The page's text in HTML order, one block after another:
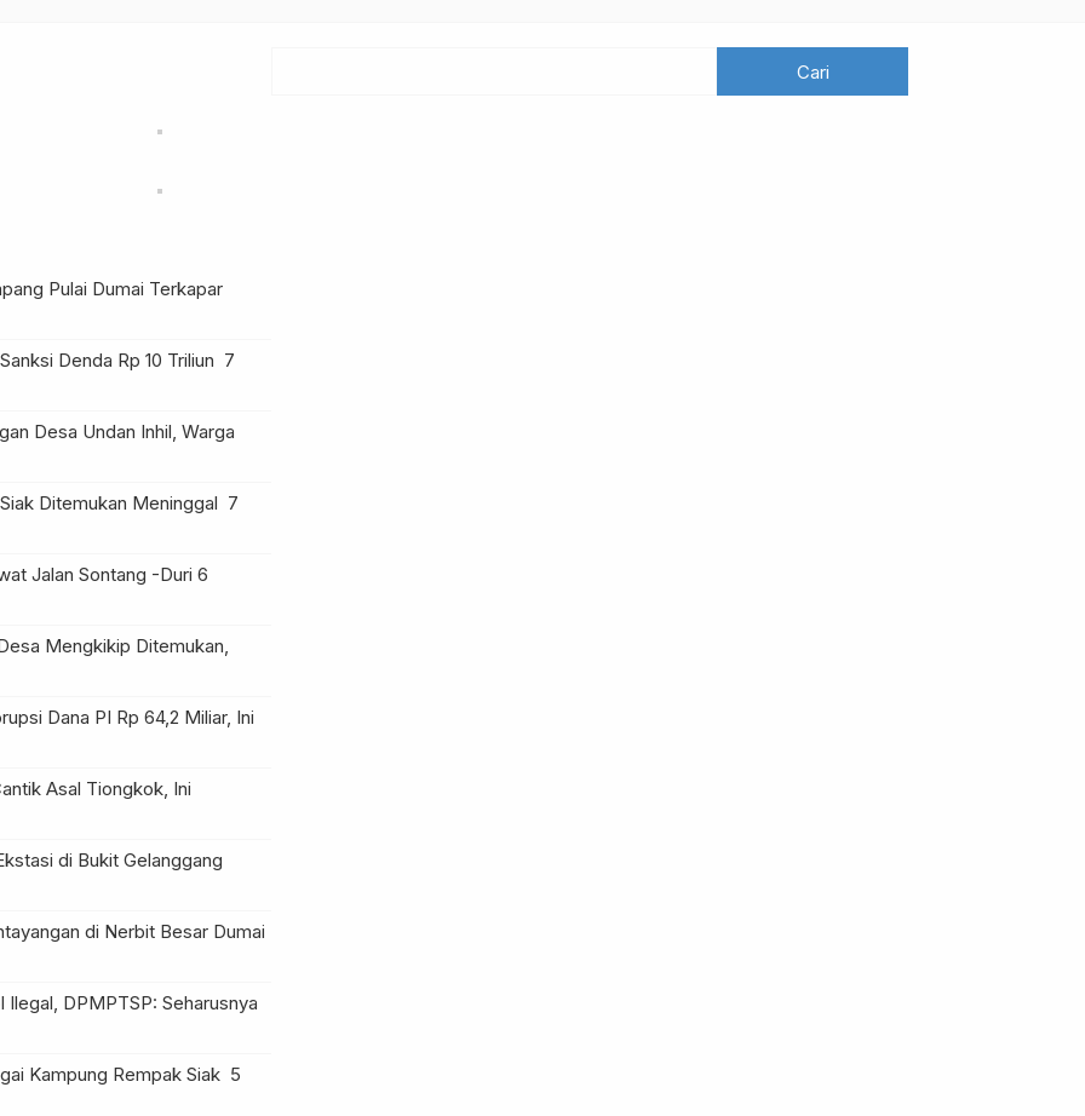
Pulai Dumai Terkapar
Denda Rp 10 Triliun 7
Desa Undan Inhil, Warga
Ditemukan Meninggal 7
Jalan Sontang -Duri 6
Mengkikip Ditemukan,
Dana PI Rp 64,2 Miliar, Ini
Asal Tiongkok, Ini
di Bukit Gelanggang
di Nerbit Besar Dumai
DPMPTSP: Seharusnya
Kampung Rempak Siak 5